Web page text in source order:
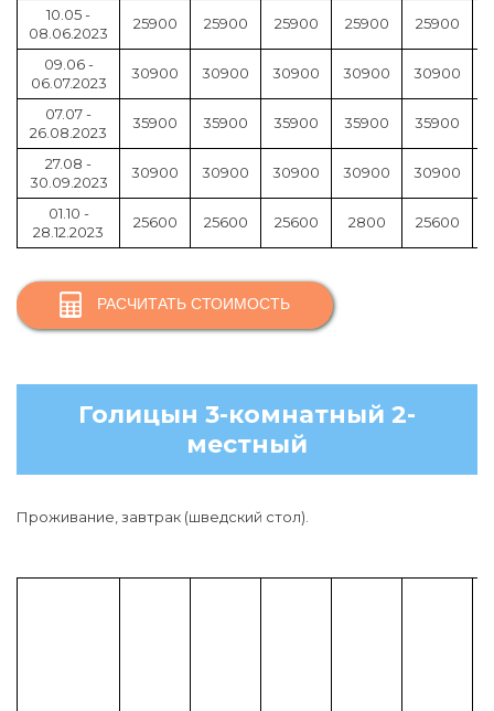
10.05 -
08.06.2023
25900 25900 25900 25900 25900
09.06 -
06.07.2023
30900 30900 30900 30900 30900
07.07 -
26.08.2023
35900 35900 35900 35900 35900
27.08 -
30.09.2023
30900 30900 30900 30900 30900
01.10 -
28.12.2023
25600 25600 25600 2800 25600
РАСЧИТАТЬ СТОИМОСТЬ
Голицын 3-комнатный 2-
местный
Проживание, завтрак (шведский стол).